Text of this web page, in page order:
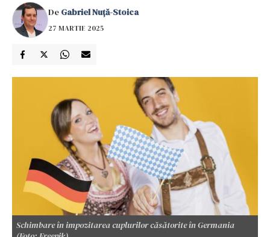
De Gabriel Nuță-Stoica
27 MARTIE 2025
Schimbare în impozitarea cuplurilor căsătorite în Germania